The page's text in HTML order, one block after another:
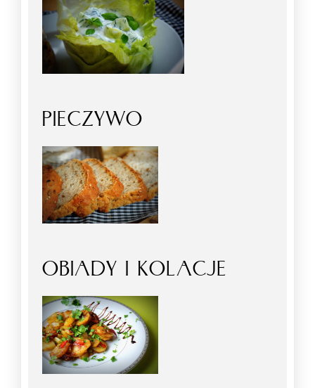
PIECZYWO
OBIADY I KOLACJE